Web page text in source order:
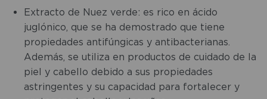
Extracto de Nuez verde: es rico en ácido
juglónico, que se ha demostrado que tiene
propiedades antifúngicas y antibacterianas.
Además, se utiliza en productos de cuidado de la
piel y cabello debido a sus propiedades
astringentes y su capacidad para fortalecer y